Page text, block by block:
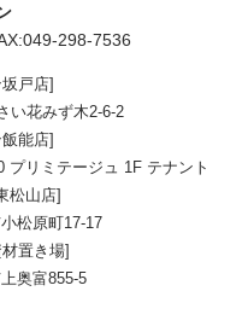
298-7536
戸店]
い花みず木2-6-2
能店]
プリミテージュ 1F テナント
松山店]
松原町17-17
置き場]
奥富855-5